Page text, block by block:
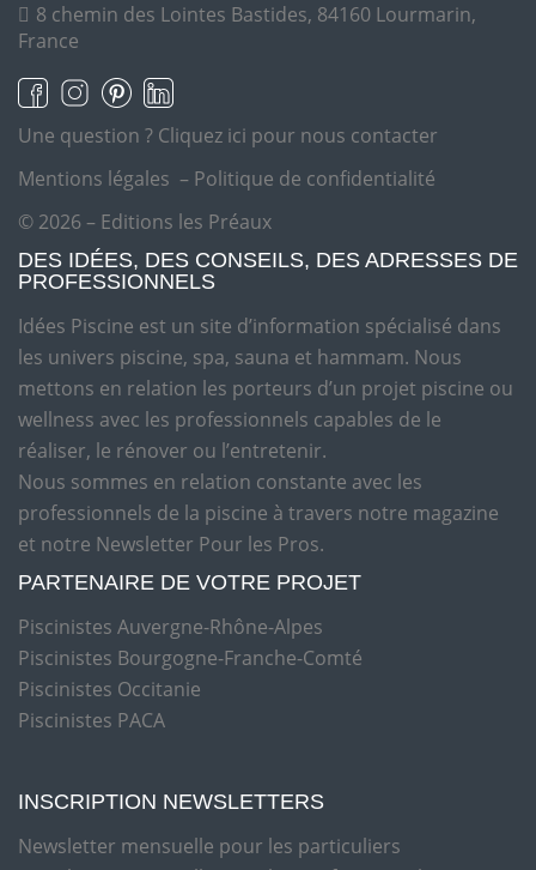
8 chemin des Lointes Bastides, 84160 Lourmarin,
France
Une question ? Cliquez ici pour nous contacter
Mentions légales – Politique de confidentialité
© 2026 – Editions les Préaux
DES IDÉES, DES CONSEILS, DES ADRESSES DE
PROFESSIONNELS
Idées Piscine est un site d’information spécialisé dans
les univers piscine, spa, sauna et hammam. Nous
mettons en relation les porteurs d’un projet piscine ou
wellness avec les professionnels capables de le
réaliser, le rénover ou l’entretenir.
Nous sommes en relation constante avec les
professionnels de la piscine à travers notre magazine
et notre Newsletter Pour les Pros.
PARTENAIRE DE VOTRE PROJET
Piscinistes Auvergne-Rhône-Alpes
Piscinistes Bourgogne-Franche-Comté
Piscinistes Occitanie
Piscinistes PACA
INSCRIPTION NEWSLETTERS
Newsletter mensuelle pour les particuliers